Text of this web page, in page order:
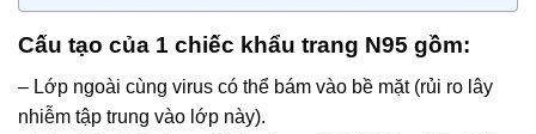
Cấu tạo của 1 chiếc khẩu trang N95 gồm:
– Lớp ngoài cùng virus có thể bám vào bề mặt (rủi ro lây
nhiễm tập trung vào lớp này).